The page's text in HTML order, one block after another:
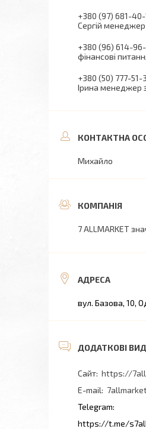
+380 (97) 681-40-
Сергій
+380 (96) 614-96-
фінансові
+380 (50) 777-51-
Ірина менеджер
Михайло
7 ALLMARKET
вул. Базова, 10,
https://
https://t.me/